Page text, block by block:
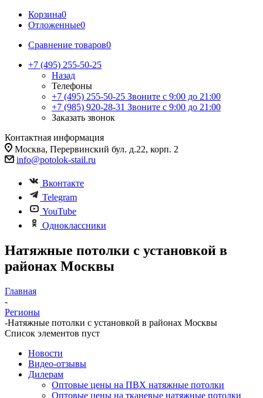
Корзина0
Отложенные0
Сравнение товаров0
+7 (495) 255-50-25
Назад
Телефоны
+7 (495) 255-50-25 Звоните с 9:00 до 21:00
+7 (985) 920-28-31 Звоните с 9:00 до 21:00
Заказать звонок
Контактная информация
Москва, Перервинский бул. д.22, корп. 2
info@potolok-stail.ru
Вконтакте
Telegram
YouTube
Одноклассники
Натяжные потолки с установкой в
районах Москвы
Главная
-
Регионы
-Натяжные потолки с установкой в районах Москвы
Список элементов пуст
Новости
Видео-отзывы
Дилерам
Оптовые цены на ПВХ натяжные потолки
Оптовые цены на тканевые натяжные потолки